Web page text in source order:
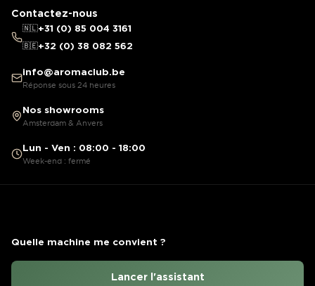
Contactez-nous
🇳🇱+31 (0) 85 004 3161
🇧🇪+32 (0) 38 082 562
info@aromaclub.be
Réponse sous 24 heures
Nos showrooms
Amsterdam & Anvers
Lun - Ven : 08:00 - 18:00
Week-end : fermé
Quelle machine me convient ?
Lancer l'assistant